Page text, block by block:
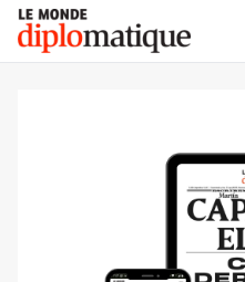
Skip
content
Le monde diplomatique